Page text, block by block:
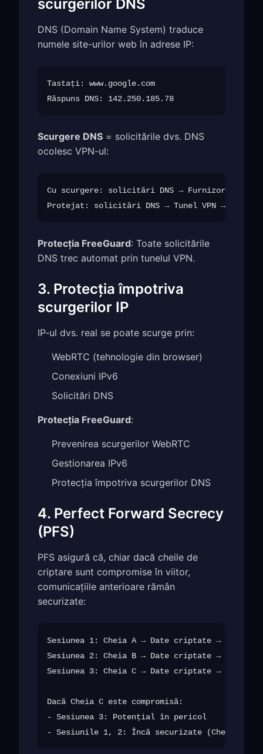
scurgerilor DNS
DNS (Domain Name System) traduce
numele site-urilor web în adrese IP:
Tastați: www.google.com
Scurgere DNS = solicitările dvs. DNS
ocolesc VPN-ul:
Cu scurgere: solicitări DNS → Furnizorul
Protecția FreeGuard: Toate solicitările
DNS trec automat prin tunelul VPN.
3. Protecția împotriva
scurgerilor IP
IP-ul dvs. real se poate scurge prin:
WebRTC (tehnologie din browser)
Conexiuni IPv6
Solicitări DNS
Protecția FreeGuard:
Prevenirea scurgerilor WebRTC
Gestionarea IPv6
Protecția împotriva scurgerilor DNS
4. Perfect Forward Secrecy
(PFS)
PFS asigură că, chiar dacă cheile de
criptare sunt compromise în viitor,
comunicațiile anterioare rămân
securizate:
Sesiunea 1: Cheia A → Date criptate → Cheia
Sesiunea 2: Cheia B → Date criptate → Cheia
Sesiunea 3: Cheia C → Date criptate → Cheia
Dacă Cheia C este compromisă:
- Sesiunea 3: Potențial în pericol